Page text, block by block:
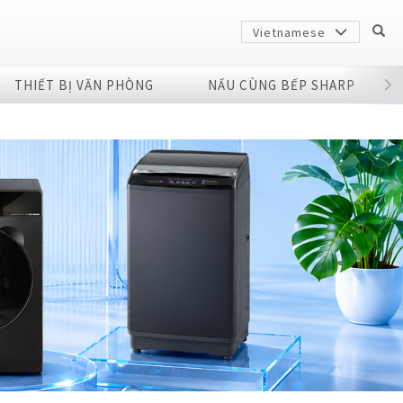
Vietnamese
THIẾT BỊ VĂN PHÒNG NẤU CÙNG BẾP SHARP